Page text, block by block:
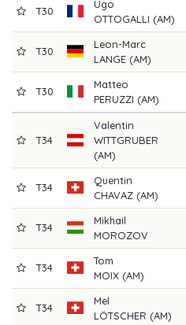
T30
Ugo
OTTOGALLI (AM)
T30
Leon-Marc
LANGE (AM)
T30
Matteo
PERUZZI (AM)
T34
Valentin
WITTGRUBER
(AM)
T34
Quentin
CHAVAZ (AM)
T34
Mikhail
MOROZOV
T34
Tom
MOIX (AM)
T34
Mel
LÖTSCHER (AM)